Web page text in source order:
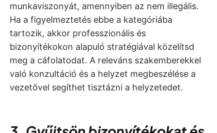
munkaviszonyát, amennyiben az nem illegális.
Ha a figyelmeztetés ebbe a kategóriába
tartozik, akkor professzionális és
bizonyítékokon alapuló stratégiával közelítsd
meg a cáfolatodat. A releváns szakemberekkel
való konzultáció és a helyzet megbeszélése a
vezetővel segíthet tisztázni a helyzetedet.